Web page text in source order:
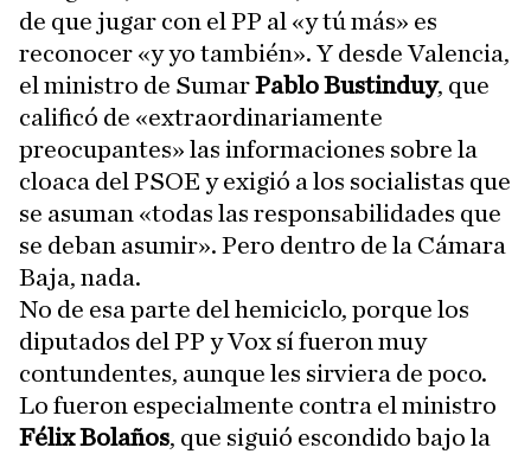
de que jugar con el PP al «y tú más» es
reconocer «y yo también». Y desde Valencia,
el ministro de SumarPablo Bustinduy, que
calificó de «extraordinariamente
preocupantes» las informaciones sobre la
cloaca del PSOE y exigió a los socialistas que
se asuman «todas las responsabilidades que
se deban asumir». Pero dentro de la Cámara
Baja, nada.
No de esa parte del hemiciclo, porque los
diputados del PP y Vox sí fueron muy
contundentes, aunque les sirviera de poco.
Lo fueron especialmente contra el ministro
Félix Bolaños, que siguió escondido bajo la